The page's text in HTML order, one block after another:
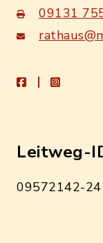
09131
facebookinstagram
Leitweg-
09572142-